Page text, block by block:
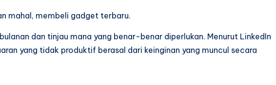
mahal, membeli gadget terbaru.
dan tinjau mana yang benar-benar diperlukan. Menurut LinkedIn
yang tidak produktif berasal dari keinginan yang muncul secara